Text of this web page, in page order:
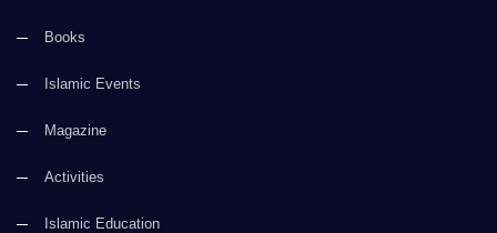
Books
Islamic Events
Magazine
Activities
Islamic Education